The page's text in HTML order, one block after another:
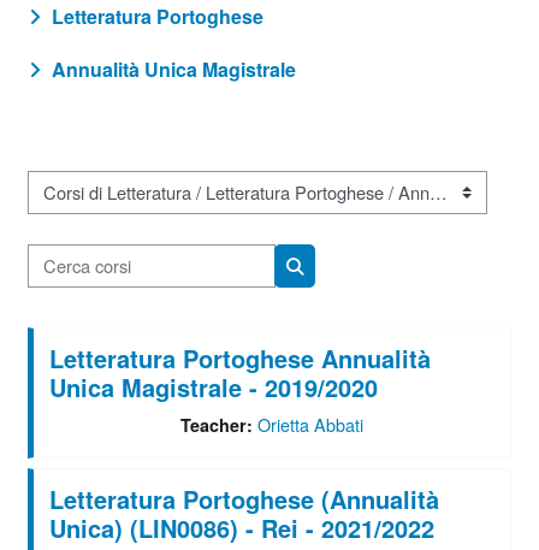
Letteratura Portoghese
Annualità Unica Magistrale
Categorie di corso
Cerca corsi
Cerca corsi
Letteratura Portoghese Annualità
Unica Magistrale - 2019/2020
Teacher: Orietta Abbati
Letteratura Portoghese (Annualità
Unica) (LIN0086) - Rei - 2021/2022